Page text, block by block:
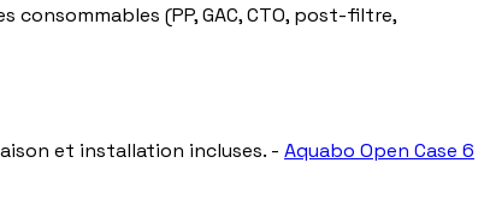
(PP, GAC, CTO, post-filtre,
et installation incluses. - Aquabo Open Case 6